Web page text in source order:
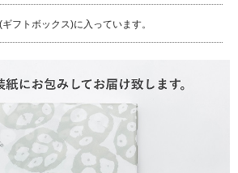
フトボックス)に入っています。